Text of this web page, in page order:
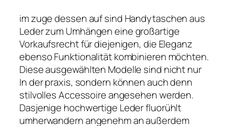
im zuge dessen auf sind Handytaschen aus
Leder zum Umhängen eine großartige
Vorkaufsrecht für diejenigen, die Eleganz
ebenso Funktionalität kombinieren möchten.
Diese ausgewählten Modelle sind nicht nur
In der praxis, sondern können auch denn
stilvolles Accessoire angesehen werden.
Dasjenige hochwertige Leder fluorühlt
umherwandern angenehm an außerdem